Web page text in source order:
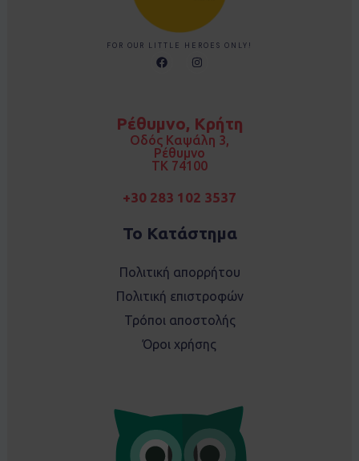
FOR OUR LITTLE HEROES ONLY!
F
a
o
I
n
r
a
m
Ρέθυμνο, Κρήτη
Οδός Καψάλη 3,
Ρέθυμνο
TK 74100
+30 283 102 3537
Το Κατάστημα
Πολιτική απορρήτου
Πολιτική επιστροφών
Τρόποι αποστολής
Όροι χρήσης